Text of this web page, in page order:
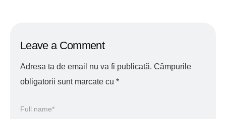
Leave a Comment
Adresa ta de email nu va fi publicată. Câmpurile
obligatorii sunt marcate cu *